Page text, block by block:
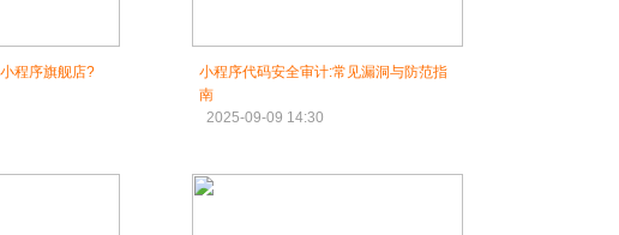
程序旗舰店?
小程序代码安全审计:常见漏洞与防范指
南
2025-09-09 14:30